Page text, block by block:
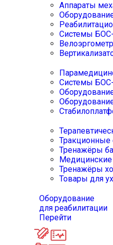
Аппараты
Системы
Системы
Тракционные
Тренажёры
Тренажёры
Товары для
Оборудование
для реабилитации
Перейти